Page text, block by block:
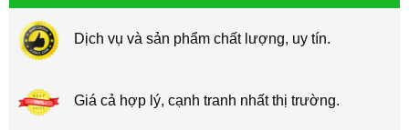
Dịch vụ và sản phẩm chất lượng, uy tín.
Giá cả hợp lý, cạnh tranh nhất thị trường.